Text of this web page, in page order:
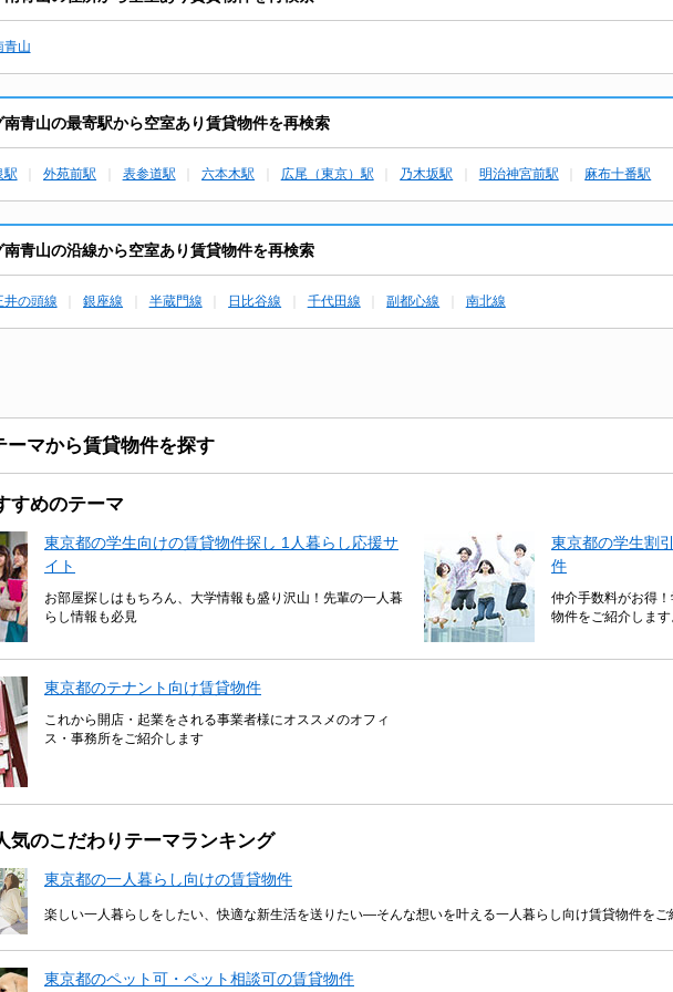
青山
青山の最寄駅から空室あり賃貸物件を再検索
駅 外苑前駅 表参道駅 六本木駅 広尾（東京）駅 乃木坂駅 明治神宮前駅 麻布十番駅
青山の沿線から空室あり賃貸物件を再検索
井の頭線 銀座線 半蔵門線 日比谷線 千代田線 副都心線 南北線
ーマから賃貸物件を探す
すめのテーマ
東京都の学生向けの賃貸物件探し 1人暮らし応援サ
イト
お部屋探しはもちろん、大学情報も盛り沢山！先輩の一人暮
らし情報も必見
東京都の学生割
件
仲介手数料がお得
物件をご紹介します
東京都のテナント向け賃貸物件
これから開店・起業をされる事業者様にオススメのオフィ
ス・事務所をご紹介します
気のこだわりテーマランキング
東京都の一人暮らし向けの賃貸物件
楽しい一人暮らしをしたい、快適な新生活を送りたい―そんな想いを叶える一人暮らし向け賃貸物件をご
東京都のペット可・ペット相談可の賃貸物件